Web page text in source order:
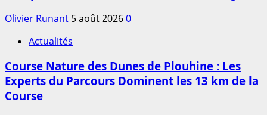
Olivier Runant 5 août 20260
Actualités
Course Nature des Dunes de Plouhine : Les
Experts du Parcours Dominent les 13 km de la
Course